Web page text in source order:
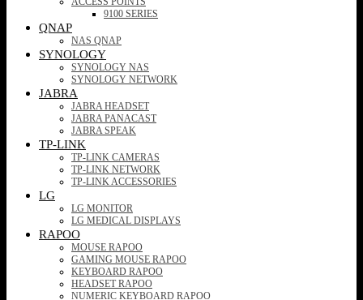
9100 SERIES
QNAP
NAS QNAP
SYNOLOGY
SYNOLOGY NAS
SYNOLOGY NETWORK
JABRA
JABRA HEADSET
JABRA PANACAST
JABRA SPEAK
TP-LINK
TP-LINK CAMERAS
TP-LINK NETWORK
TP-LINK ACCESSORIES
LG
LG MONITOR
LG MEDICAL DISPLAYS
RAPOO
MOUSE RAPOO
GAMING MOUSE RAPOO
KEYBOARD RAPOO
HEADSET RAPOO
NUMERIC KEYBOARD RAPOO